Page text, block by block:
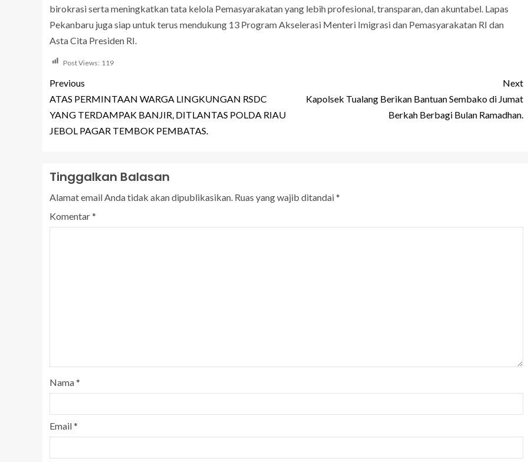
birokrasi serta meningkatkan tata kelola Pemasyarakatan yang lebih profesional, transparan, dan akuntabel. Lapas
Pekanbaru juga siap untuk terus mendukung 13 Program Akselerasi Menteri Imigrasi dan Pemasyarakatan RI dan
Asta Cita Presiden RI.
Post Views: 119
Previous
ATAS PERMINTAAN WARGA LINGKUNGAN RSDC
YANG TERDAMPAK BANJIR, DITLANTAS POLDA RIAU
JEBOL PAGAR TEMBOK PEMBATAS.
Next
Kapolsek Tualang Berikan Bantuan Sembako di Jumat
Berkah Berbagi Bulan Ramadhan.
Tinggalkan Balasan
Alamat email Anda tidak akan dipublikasikan. Ruas yang wajib ditandai*
Komentar*
Nama*
Email*